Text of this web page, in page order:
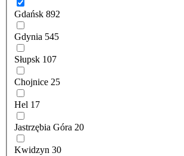
Gdańsk 892
Gdynia 545
Słupsk 107
Chojnice 25
Hel 17
Jastrzębia Góra 20
Kwidzyn 30